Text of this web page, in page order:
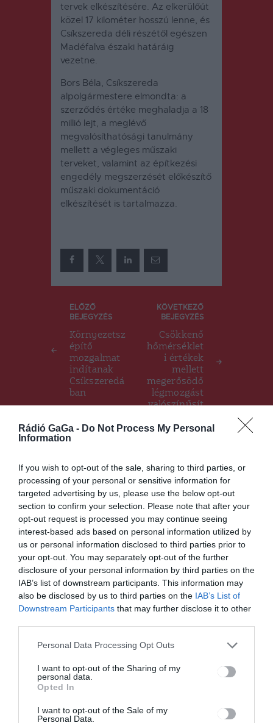
Rádió GaGa - Do Not Process My Personal
Information
If you wish to opt-out of the sale, sharing to third parties, or
processing of your personal or sensitive information for
targeted advertising by us, please use the below opt-out
section to confirm your selection. Please note that after your
opt-out request is processed you may continue seeing
interest-based ads based on personal information utilized by
us or personal information disclosed to third parties prior to
your opt-out. You may separately opt-out of the further
disclosure of your personal information by third parties on the
IAB’s list of downstream participants. This information may
also be disclosed by us to third parties on the IAB’s List of
Downstream Participants that may further disclose it to other
Personal Data Processing Opt Outs
I want to opt-out of the Sharing of my
personal data.
Opted In
I want to opt-out of the Sale of my
Personal Data.
tervek elkészítésére. Az elkerülőút
közel 17 kilométer hosszú lenne, és
Csíkszereda déli részétől egészen
Madéfalva északi határáig
vezetne.
Bors Béla, Csíkszereda
alpolgármestere elmondta: a
szerződés értéke meghaladja a 18
millió lejt, a meglévő
megvalósíthatósági tanulmány
mellett a végleges műszaki
terveket, valamint az építkezési
engedély megszerzését előkészítő
műszaki dokumentáció
elkészítését is tartalmazza.
Bejegyzés
navigáció
ELŐZŐ
BEJEGYZÉS
Környezetsz
építő
mozgalmat
indítanak
Csíkszeredá
ban
KÖVETKEZŐ
BEJEGYZÉS
Csökkenő
hőmérséklet
i értékek
mellett
megerősödő
légmozgást
valószínűsít
Ez is érdekelheti
CSÍKSZÉK,GYERGYÓSZÉK,HÁROMSZÉK,
MAROSSZÉK,UDVARHELYSZÉK
Nőtt a nyugdíja? Attól még
jogosult maradhat a 90
százalékos gyógyszerár-
támogatásra
MAROSSZÉK
, UDVARHELYSZÉK
Kézdivásárhely volt
pontja